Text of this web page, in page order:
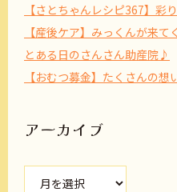
【さとちゃんレシピ367】彩
【産後ケア】みっくんが来
とある日のさんさん助産院♪
【おむつ募金】たくさんの
アーカイブ